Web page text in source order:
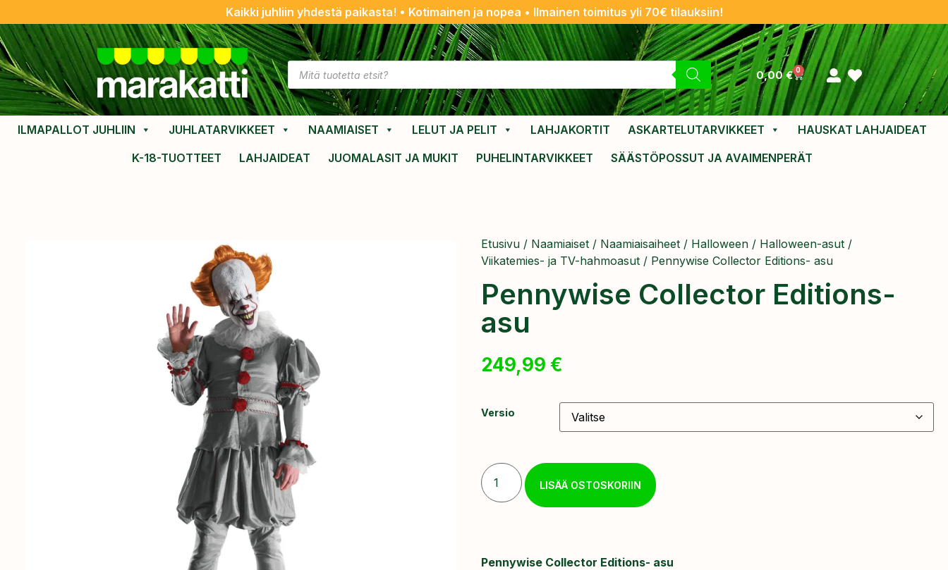
Kaikki juhliin yhdestä paikasta! • Kotimainen ja nopea • Ilmainen toimitus yli 70€ tilauksiin!
0,00€ 0
ILMAPALLOT JUHLIIN JUHLATARVIKKEET NAAMIAISET LELUT JA PELIT LAHJAKORTIT ASKARTELUTARVIKKEET
HAUSKAT LAHJAIDEAT
K-18-TUOTTEET
LAHJAIDEAT JUOMALASIT JA MUKIT PUHELINTARVIKKEET SÄÄSTÖPOSSUT JA AVAIMENPERÄT
Etusivu / Naamiaiset / Naamiaisaiheet / Halloween / Halloween-asut /
Viikatemies- ja TV-hahmoasut / Pennywise Collector Editions- asu
Pennywise Collector Editions-
asu
249,99 €
Versio
LISÄÄ OSTOSKORIIN
Pennywise Collector Editions- asu